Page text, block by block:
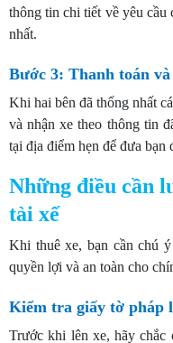
thông tin chi tiết về yêu cầu
nhất.
Bước 3: Thanh toán
Khi hai bên đã thống nhất
và nhận xe theo thông tin
tại địa điểm hẹn để đưa bạn
Những điều cần
tài xế
Khi thuê xe, bạn cần chú
quyền lợi và an toàn cho
Kiểm tra giấy tờ pháp
Trước khi lên xe, hãy chắc